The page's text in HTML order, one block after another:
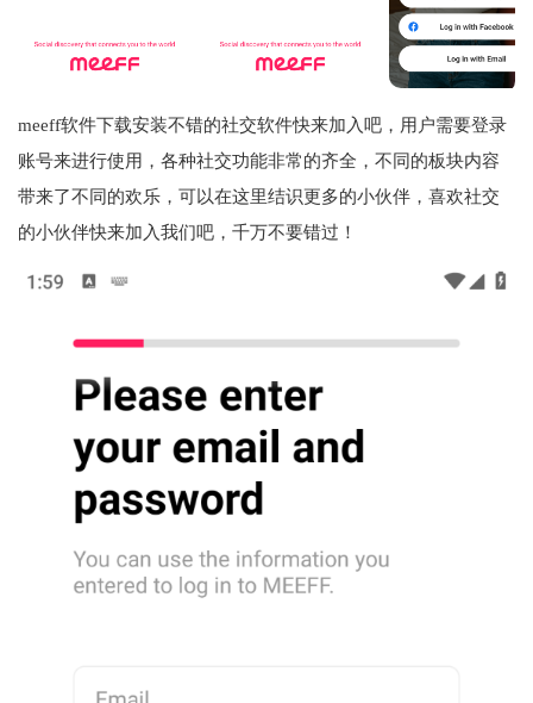
meeff软件下载安装不错的社交软件快来加入吧，用户需要登录
账号来进行使用，各种社交功能非常的齐全，不同的板块内容
带来了不同的欢乐，可以在这里结识更多的小伙伴，喜欢社交
的小伙伴快来加入我们吧，千万不要错过！